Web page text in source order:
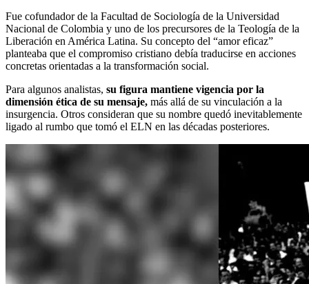
Fue cofundador de la Facultad de Sociología de la Universidad
Nacional de Colombia y uno de los precursores de la Teología de la
Liberación en América Latina. Su concepto del “amor eficaz”
planteaba que el compromiso cristiano debía traducirse en acciones
concretas orientadas a la transformación social.
Para algunos analistas, su figura mantiene vigencia por la
dimensión ética de su mensaje, más allá de su vinculación a la
insurgencia. Otros consideran que su nombre quedó inevitablemente
ligado al rumbo que tomó el ELN en las décadas posteriores.